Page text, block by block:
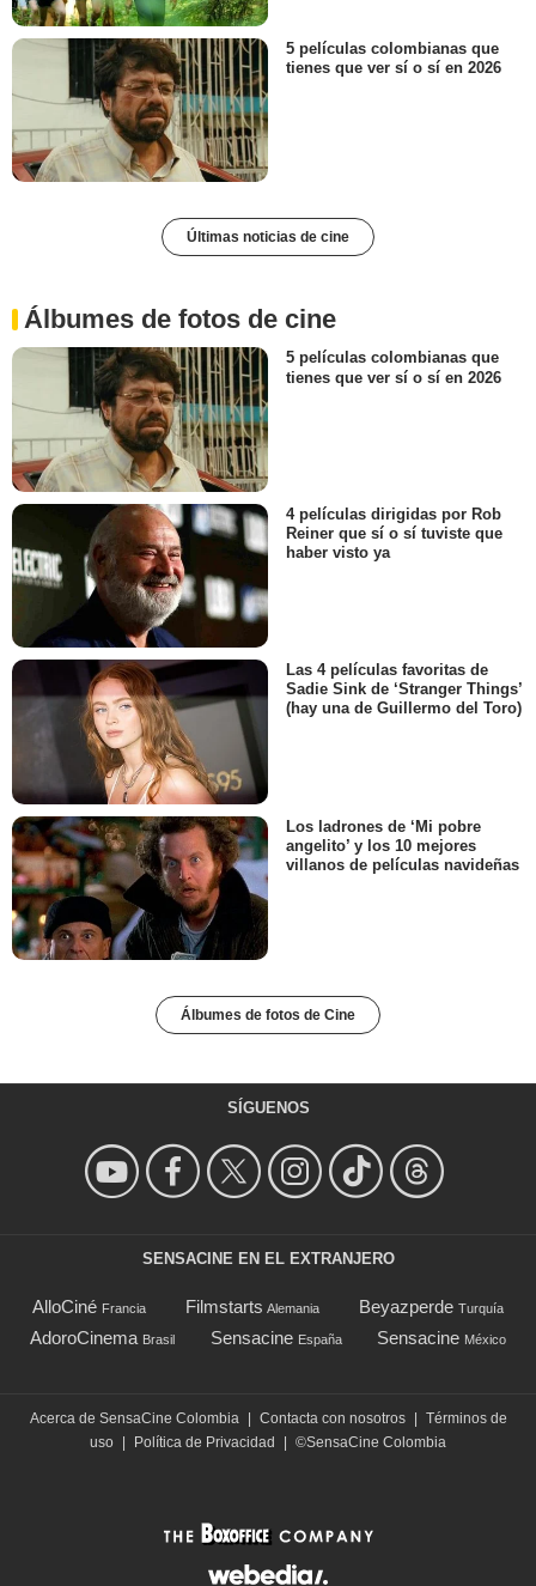
5 películas colombianas que
tienes que ver sí o sí en 2026
Últimas noticias de cine
Álbumes de fotos de cine
5 películas colombianas que
tienes que ver sí o sí en 2026
4 películas dirigidas por Rob
Reiner que sí o sí tuviste que
haber visto ya
Las 4 películas favoritas de
Sadie Sink de ‘Stranger Things’
(hay una de Guillermo del Toro)
Los ladrones de ‘Mi pobre
angelito’ y los 10 mejores
villanos de películas navideñas
Álbumes de fotos de Cine
SÍGUENOS
SENSACINE EN EL EXTRANJERO
AlloCiné Francia Filmstarts Alemania Beyazperde Turquía
AdoroCinema Brasil Sensacine España Sensacine México
Acerca de SensaCine Colombia Contacta con nosotros
Términos de
uso
Política de Privacidad ©SensaCine Colombia